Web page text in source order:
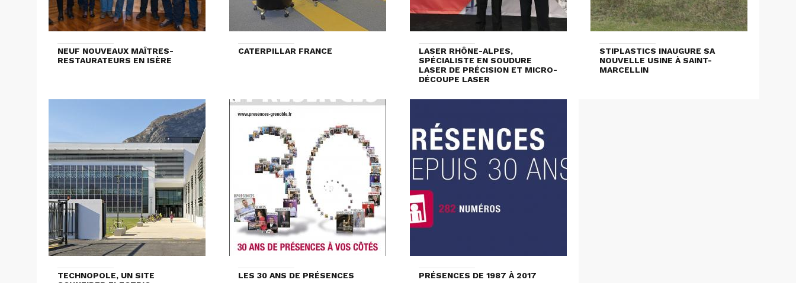
NEUF NOUVEAUX MAÎTRES-
RESTAURATEURS EN ISÈRE
CATERPILLAR FRANCE
LASER RHÔNE-ALPES,
SPÉCIALISTE EN SOUDURE
LASER DE PRÉCISION ET MICRO-
DÉCOUPE LASER
STIPLASTICS INAUGURE SA
NOUVELLE USINE À SAINT-
MARCELLIN
TECHNOPOLE, UN SITE
LES 30 ANS DE PRÉSENCES PRÉSENCES DE 1987 À 2017